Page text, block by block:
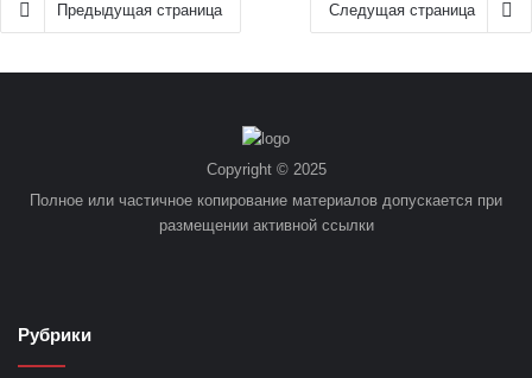
Предыдущая страница Следущая страница
Copyright © 2025
Полное или частичное копирование материалов допускается при
размещении активной ссылки
Рубрики